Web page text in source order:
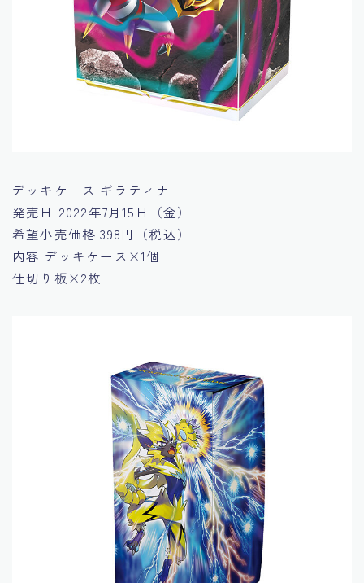
デッキケース ギラティナ
発売日 2022年7月15日（金）
希望小売価格 398円（税込）
内容 デッキケース×1個
仕切り板×2枚